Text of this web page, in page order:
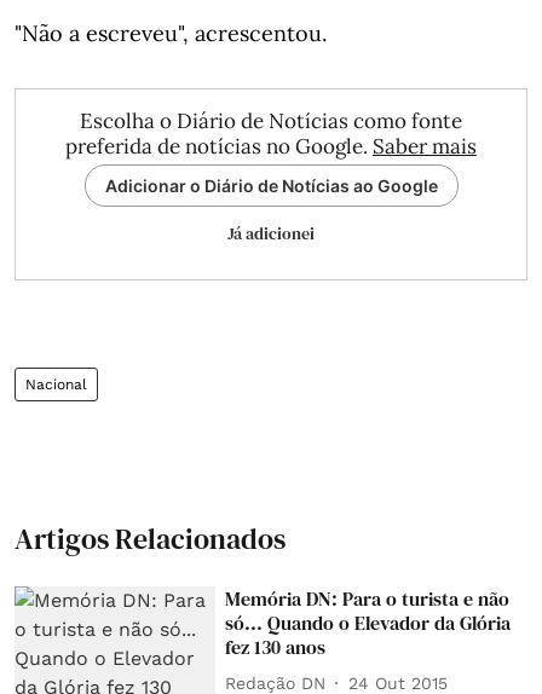
"Não a escreveu", acrescentou.
Escolha o Diário de Notícias como fonte
preferida de notícias no Google. Saber mais
Adicionar o Diário de Notícias ao Google
Já adicionei
Nacional
Artigos Relacionados
Memória DN: Para o turista e não
só... Quando o Elevador da Glória
fez 130 anos
Redação DN 24 Out 2015